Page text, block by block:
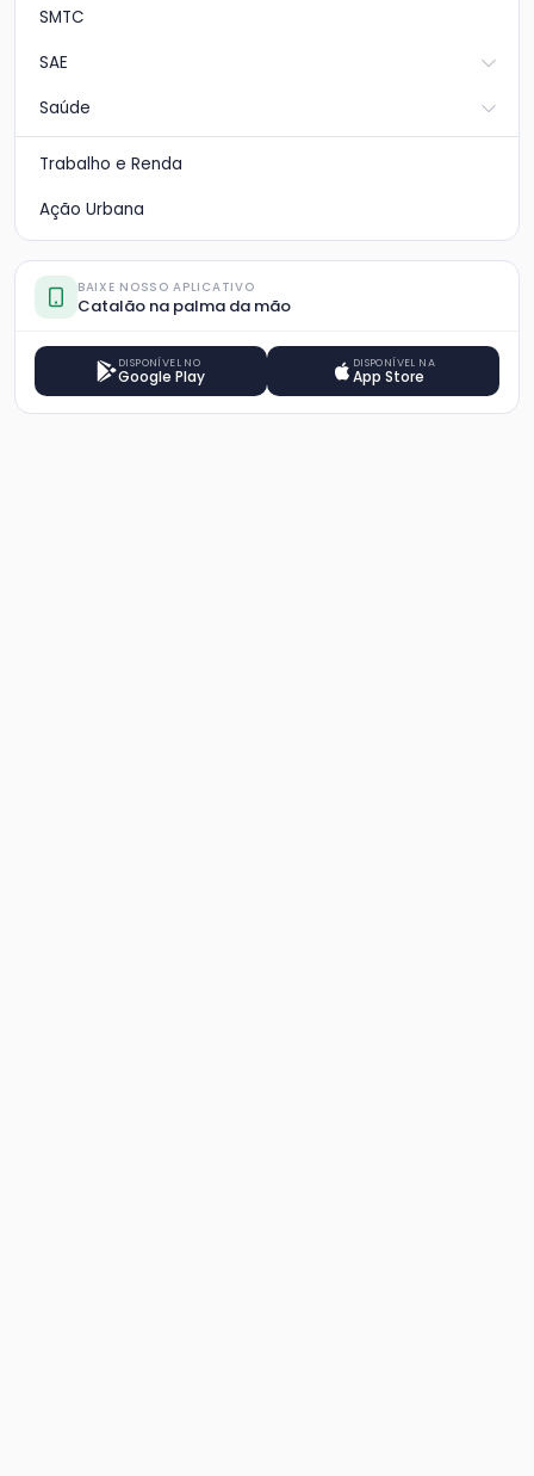
SMTC
SAE
Saúde
Trabalho e Renda
Ação Urbana
BAIXE NOSSO APLICATIVO
Catalão na palma da mão
DISPONÍVEL NO
Google Play
DISPONÍVEL NA
App Store